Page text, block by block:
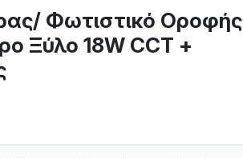
Φωτιστικό Οροφής
Ξύλο 18W CCT +